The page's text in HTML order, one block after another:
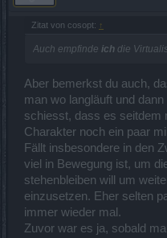
Zitat von cosopt: ↑
Auch empfinde ich die
Aber bemerkst du auch,
man wo langläuft und
schiesst, dass es seitdem
Charakter noch ein paar
Fällt insbesondere in den
viel in Bewegung ist, um
stehenbleiben will um
einzusetzen. Eher selten
immer wieder mal.
Zuvor war es ja, sobald